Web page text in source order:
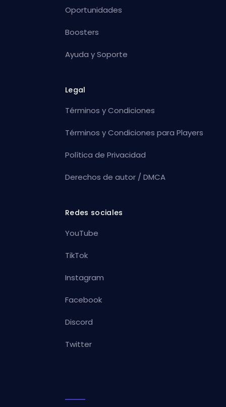
Oportunidades
Boosters
Ayuda y Soporte
Legal
Términos y Condiciones
Términos y Condiciones para Players
Política de Privacidad
Derechos de autor / DMCA
Redes sociales
YouTube
TikTok
Instagram
Facebook
Discord
Twitter